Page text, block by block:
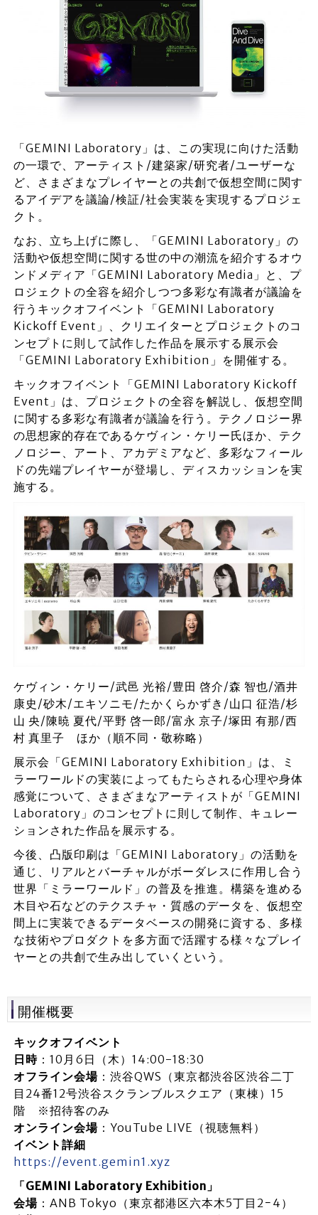
「GEMINI Laboratory」は、この実現に向けた活動
の一環で、アーティスト/建築家/研究者/ユーザーな
ど、さまざまなプレイヤーとの共創で仮想空間に関す
るアイデアを議論/検証/社会実装を実現するプロジェ
クト。
なお、立ち上げに際し、「GEMINI Laboratory」の
活動や仮想空間に関する世の中の潮流を紹介するオウ
ンドメディア「GEMINI Laboratory Media」と、プ
ロジェクトの全容を紹介しつつ多彩な有識者が議論を
行うキックオフイベント「GEMINI Laboratory
Kickoff Event」、クリエイターとプロジェクトのコ
ンセプトに則して試作した作品を展示する展示会
「GEMINI Laboratory Exhibition」を開催する。
キックオフイベント「GEMINI Laboratory Kickoff
Event」は、プロジェクトの全容を解説し、仮想空間
に関する多彩な有識者が議論を行う。テクノロジー界
の思想家的存在であるケヴィン・ケリー氏ほか、テク
ノロジー、アート、アカデミアなど、多彩なフィール
ドの先端プレイヤーが登場し、ディスカッションを実
施する。
ケヴィン・ケリー/武⾢ 光裕/豊田 啓介/森 智也/酒井
康史/砂木/エキソニモ/たかくらかずき/山口 征浩/杉
山 央/陳暁 夏代/平野 啓一郎/富永 京子/塚田 有那/西
村 真里子 ほか（順不同・敬称略）
展示会「GEMINI Laboratory Exhibition」は、ミ
ラーワールドの実装によってもたらされる心理や身体
感覚について、さまざまなアーティストが「GEMINI
Laboratory」のコンセプトに則して制作、キュレー
ションされた作品を展示する。
今後、凸版印刷は「GEMINI Laboratory」の活動を
通じ、リアルとバーチャルがボーダレスに作用し合う
世界「ミラーワールド」の普及を推進。構築を進める
木目や石などのテクスチャ・質感のデータを、仮想空
間上に実装できるデータベースの開発に資する、多様
な技術やプロダクトを多方面で活躍する様々なプレイ
ヤーとの共創で生み出していくという。
開催概要
キックオフイベント
日時：10月6日（木）14:00-18:30
オフライン会場：渋谷QWS（東京都渋谷区渋谷二丁
目24番12号渋谷スクランブルスクエア（東棟）15
階 ※招待客のみ
オンライン会場：YouTube LIVE（視聴無料）
イベント詳細
https://event.gemin1.xyz
「GEMINI Laboratory Exhibition」
会場：ANB Tokyo（東京都港区六本木5丁目2−4）